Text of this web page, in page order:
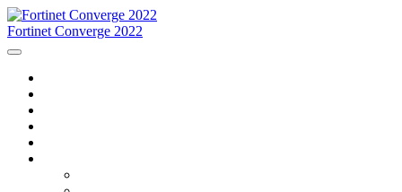
Fortinet Converge 2022